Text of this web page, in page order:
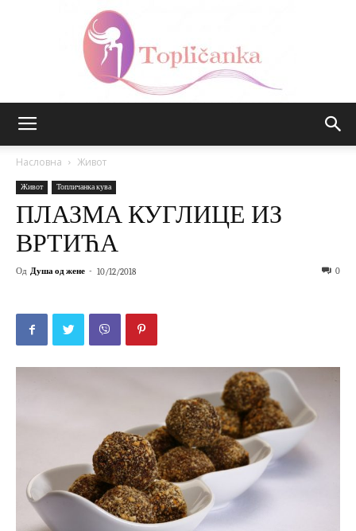
Насловна Живот
Живот Топличанка кува
ПЛАЗМА КУГЛИЦЕ ИЗ
ВРТИЋА
Од Душа од жене - 10/12/2018 0